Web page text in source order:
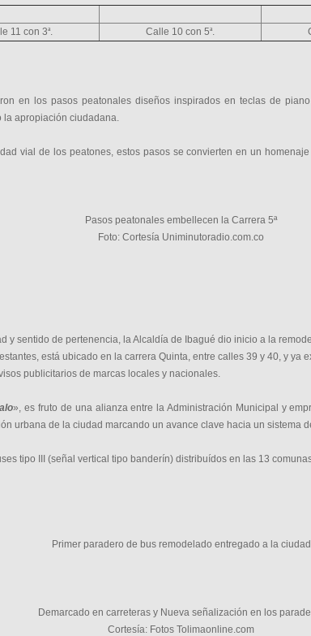
11 con 3ª. Calle 10 con 5ª.
en los pasos peatonales diseños inspirados en teclas de
la apropiación ciudadana.
vial de los peatones, estos pasos se convierten en un
Pasos peatonales embellecen la Carrera 5ª
Foto: Cortesía Uniminutoradio.com.co
y sentido de pertenencia, la Alcaldía de Ibagué dio inicio a la
está ubicado en la carrera Quinta, entre calles 39 y 40, y ya
publicitarios de marcas locales y nacionales.
», es fruto de una alianza entre la Administración Municipal y
urbana de la ciudad marcando un avance clave hacia un sistema
tipo III (señal vertical tipo banderín) distribuídos en las 13
Primer paradero de bus remodelado entregado a la ciudad
Demarcado en carreteras y Nueva señalización en los
Cortesía: Fotos Tolimaonline.com